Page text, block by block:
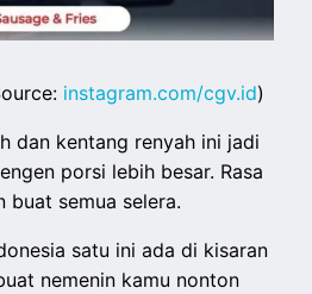
instagram.com/cgv.id)
dan kentang renyah ini jadi
porsi lebih besar. Rasa
buat semua selera.
satu ini ada di kisaran
nemenin kamu nonton